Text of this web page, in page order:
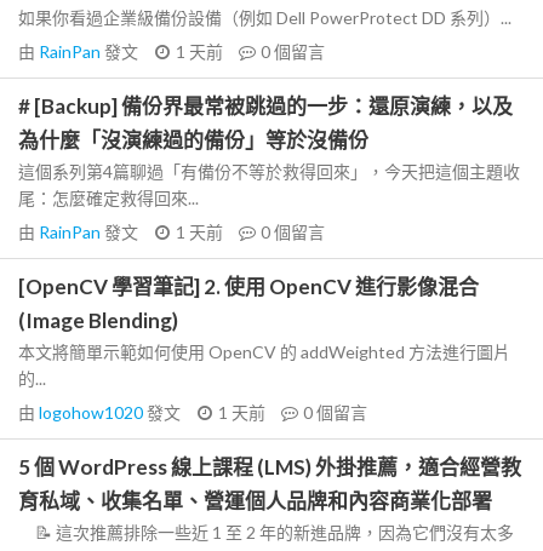
如果你看過企業級備份設備（例如 Dell PowerProtect DD 系列）...
由 RainPan 發文 1 天前 0個留言
# [Backup] 備份界最常被跳過的一步：還原演練，以及
為什麼「沒演練過的備份」等於沒備份
這個系列第4篇聊過「有備份不等於救得回來」，今天把這個主題收
尾：怎麼確定救得回來...
由 RainPan 發文 1 天前 0個留言
[OpenCV 學習筆記] 2. 使用 OpenCV 進行影像混合
(Image Blending)
本文將簡單示範如何使用 OpenCV 的 addWeighted 方法進行圖片
的...
由 logohow1020發文 1 天前 0個留言
5 個 WordPress 線上課程 (LMS) 外掛推薦，適合經營教
育私域、收集名單、營運個人品牌和內容商業化部署
📝 這次推薦排除一些近 1 至 2 年的新進品牌，因為它們沒有太多